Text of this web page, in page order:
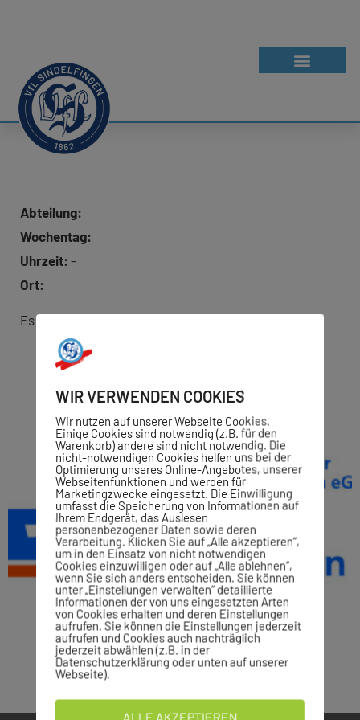
Abteilung:
Wochentag:
Uhrzeit: -
Ort:
Es wurde keine Adresse für Google Maps hinterlegt
WIR VERWENDEN COOKIES
Wir nutzen auf unserer Webseite Cookies.
Einige Cookies sind notwendig (z.B. für den
Warenkorb) andere sind nicht notwendig. Die
nicht-notwendigen Cookies helfen uns bei der
Optimierung unseres Online-Angebotes, unserer
Webseitenfunktionen und werden für
Marketingzwecke eingesetzt. Die Einwilligung
umfasst die Speicherung von Informationen auf
Ihrem Endgerät, das Auslesen
personenbezogener Daten sowie deren
Verarbeitung. Klicken Sie auf „Alle akzeptieren“,
um in den Einsatz von nicht notwendigen
Cookies einzuwilligen oder auf „Alle ablehnen“,
wenn Sie sich anders entscheiden. Sie können
unter „Einstellungen verwalten“ detaillierte
Informationen der von uns eingesetzten Arten
von Cookies erhalten und deren Einstellungen
aufrufen. Sie können die Einstellungen jederzeit
aufrufen und Cookies auch nachträglich
jederzeit abwählen (z.B. in der
Datenschutzerklärung oder unten auf unserer
Webseite).
ALLE AKZEPTIEREN